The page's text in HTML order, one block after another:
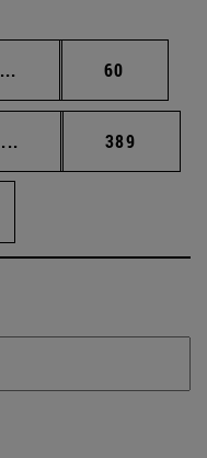
... Páginas intermedias
Página
60
... Páginas intermedias
Página
389